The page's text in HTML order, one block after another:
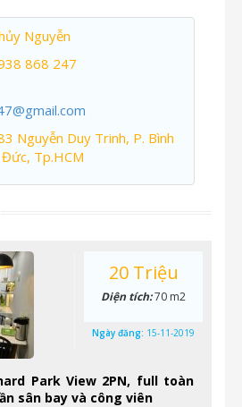
Nguyễn
868 247
Nguyễn Duy Trinh, P. Bình
Tp.HCM
Park View 2PN, full toàn
sân bay và công viên
20 Triệu
Diện tích:70 m2
Ngày đăng: 15-11-2019